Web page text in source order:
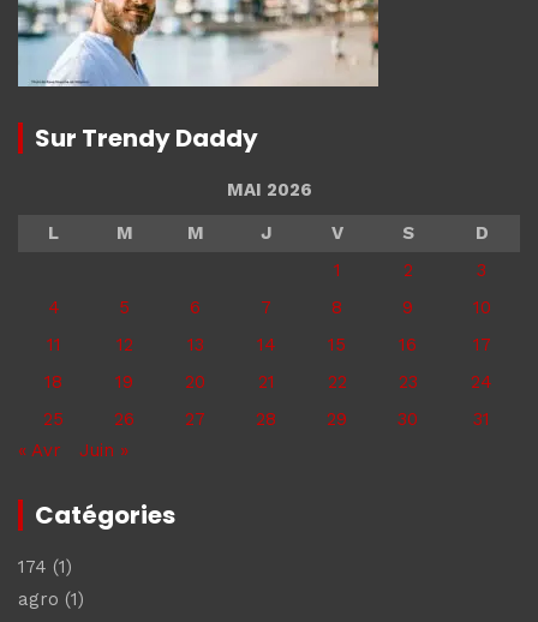
Sur Trendy Daddy
MAI 2026
L
M M J V S
D
1
2
3
4
5 6 7 8 9
10
11
12 13 14 15 16
17
18
19 20 21 22 23
24
25
26 27 28 29 30
31
« Avr
Juin »
Catégories
174 (1)
agro (1)